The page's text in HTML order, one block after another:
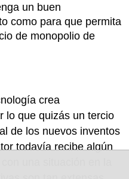
un buen
como para que permita
de monopolio de
crea
lo que quizás un tercio
de los nuevos inventos
todavía recibe algún
una situación en la